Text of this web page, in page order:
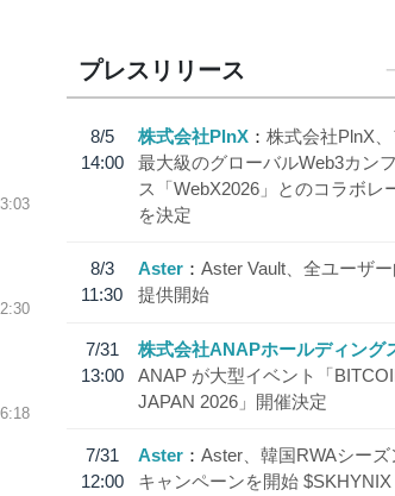
プレスリリース
8/5
14:00
株式会社PlnX
株式会社PlnX
最大級のグローバルWeb3カン
ス「WebX2026」とのコラボレ
を決定
8/3
11:30
Aster
Aster Vault、全ユーザ
提供開始
7/31
13:00
株式会社ANAPホールディング
ANAP が大型イベント「
JAPAN 2026」開催決定
7/31
12:00
Aster
Aster、韓国RWAシーズ
キャンペーンを開始 $SKHYNIX